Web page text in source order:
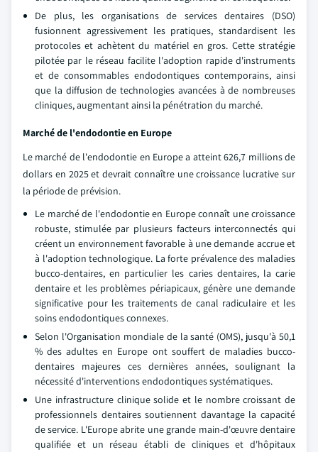
De plus, les organisations de services dentaires (DSO)
fusionnent agressivement les pratiques, standardisent les
protocoles et achètent du matériel en gros. Cette stratégie
pilotée par le réseau facilite l'adoption rapide d'instruments
et de consommables endodontiques contemporains, ainsi
que la diffusion de technologies avancées à de nombreuses
cliniques, augmentant ainsi la pénétration du marché.
Marché de l'endodontie en Europe
Le marché de l'endodontie en Europe a atteint 626,7 millions de
dollars en 2025 et devrait connaître une croissance lucrative sur
la période de prévision.
Le marché de l'endodontie en Europe connaît une croissance
robuste, stimulée par plusieurs facteurs interconnectés qui
créent un environnement favorable à une demande accrue et
à l'adoption technologique. La forte prévalence des maladies
bucco-dentaires, en particulier les caries dentaires, la carie
dentaire et les problèmes périapicaux, génère une demande
significative pour les traitements de canal radiculaire et les
soins endodontiques connexes.
Selon l'Organisation mondiale de la santé (OMS), jusqu'à 50,1
% des adultes en Europe ont souffert de maladies bucco-
dentaires majeures ces dernières années, soulignant la
nécessité d'interventions endodontiques systématiques.
Une infrastructure clinique solide et le nombre croissant de
professionnels dentaires soutiennent davantage la capacité
de service. L'Europe abrite une grande main-d'œuvre dentaire
qualifiée et un réseau établi de cliniques et d'hôpitaux